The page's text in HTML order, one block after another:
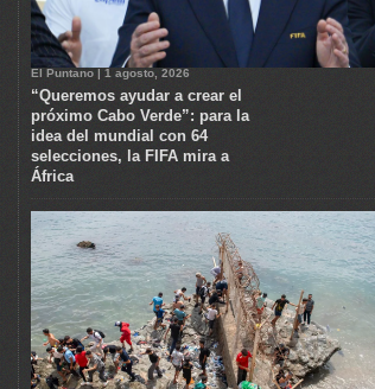
El Puntano | 1 agosto, 2026
“Queremos ayudar a crear el
próximo Cabo Verde”: para la
idea del mundial con 64
selecciones, la FIFA mira a
África